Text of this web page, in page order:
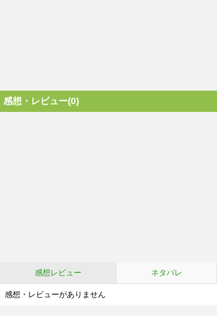
感想・レビュー(0)
感想レビュー ネタバレ
感想・レビューがありません